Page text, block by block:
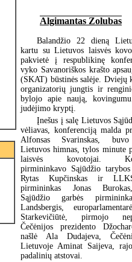
Algimantas Zolubas
Balandžio 22 dieną
kartu su Lietuvos laisvės
pakvietė į respublikinę
vyko Savanoriškos krašto
(SKAT) būstinės salėje. Dviejų
organizatorių jungtis ir
bylojo apie naują,
judėjimo kryptį.
Įnešus į salę Lietuvos
vėliavas, konferenciją malda
Alfonsas Svarinskas, buvo
Lietuvos himnas, tylos minute
laisvės kovotojai.
pirmininkavo Sąjūdžio
Rytas Kupčinskas ir
pirmininkas Jonas
Sąjūdžio garbės
Landsbergis,
Starkevičiūtė, pirmojo
Čečėnijos prezidento
našlė Ala Dudajeva,
Lietuvoje Aminat Saijeva,
padalinių atstovai.